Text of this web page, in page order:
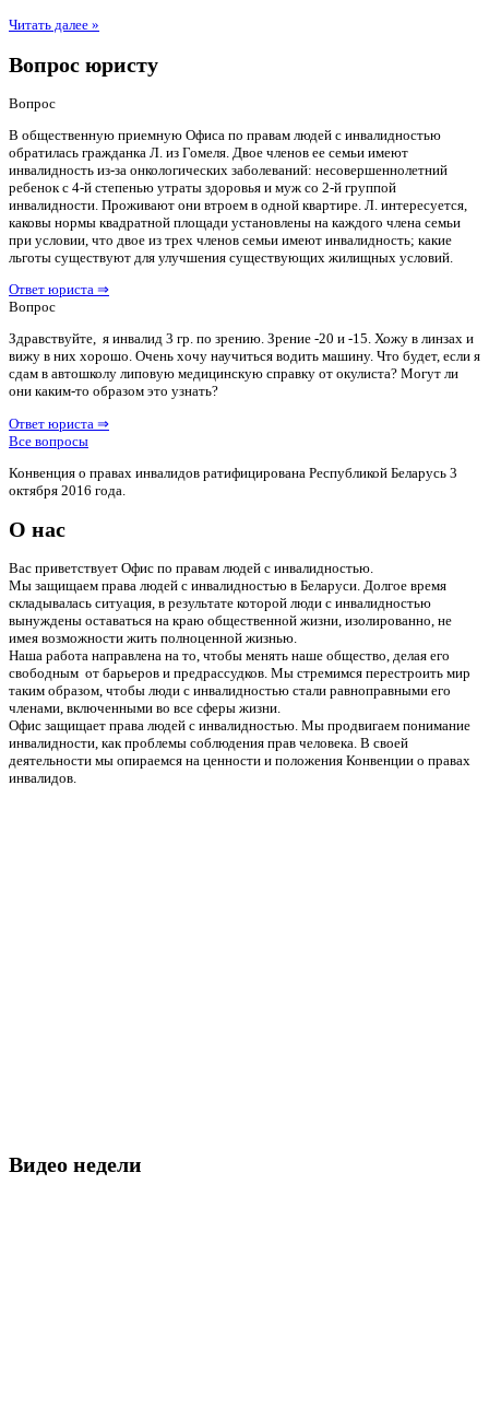
Читать далее »
Вопрос юристу
Вопрос
В общественную приемную Офиса по правам людей с инвалидностью
обратилась гражданка Л. из Гомеля. Двое членов ее семьи имеют
инвалидность из-за онкологических заболеваний: несовершеннолетний
ребенок с 4-й степенью утраты здоровья и муж со 2-й группой
инвалидности. Проживают они втроем в одной квартире. Л. интересуется,
каковы нормы квадратной площади установлены на каждого члена семьи
при условии, что двое из трех членов семьи имеют инвалидность; какие
льготы существуют для улучшения существующих жилищных условий.
Ответ юриста ⇒
Вопрос
Здравствуйте, я инвалид 3 гр. по зрению. Зрение -20 и -15. Хожу в линзах и
вижу в них хорошо. Очень хочу научиться водить машину. Что будет, если я
сдам в автошколу липовую медицинскую справку от окулиста? Могут ли
они каким-то образом это узнать?
Ответ юриста ⇒
Все вопросы
Конвенция о правах инвалидов ратифицирована Республикой Беларусь 3
октября 2016 года.
О нас
Вас приветствует Офис по правам людей с инвалидностью.
Мы защищаем права людей с инвалидностью в Беларуси. Долгое время
складывалась ситуация, в результате которой люди с инвалидностью
вынуждены оставаться на краю общественной жизни, изолированно, не
имея возможности жить полноценной жизнью.
Наша работа направлена на то, чтобы менять наше общество, делая его
свободным от барьеров и предрассудков. Мы стремимся перестроить мир
таким образом, чтобы люди с инвалидностью стали равноправными его
членами, включенными во все сферы жизни.
Офис защищает права людей с инвалидностью. Мы продвигаем понимание
инвалидности, как проблемы соблюдения прав человека. В своей
деятельности мы опираемся на ценности и положения Конвенции о правах
инвалидов.
Видео недели